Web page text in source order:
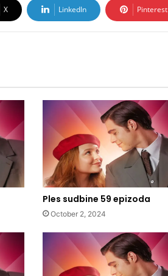
X LinkedIn Pinterest
Ples sudbine 59 epizoda
October 2, 2024